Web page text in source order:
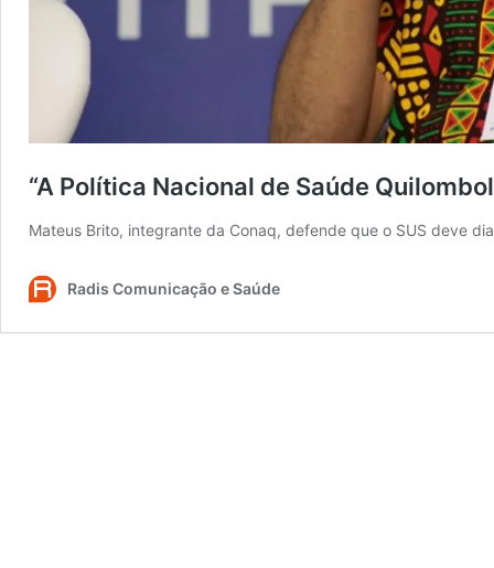
“A Política Nacional de Saúde
Mateus Brito, integrante da Conaq, defende que o SUS deve
Radis Comunicação e Saúde